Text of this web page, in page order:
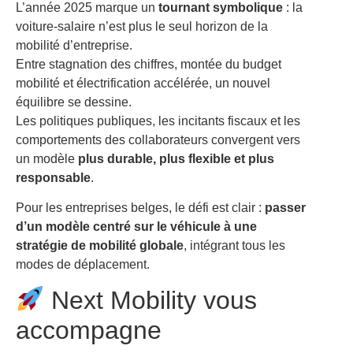
L’année 2025 marque un tournant symbolique : la
voiture-salaire n’est plus le seul horizon de la
mobilité d’entreprise.
Entre stagnation des chiffres, montée du budget
mobilité et électrification accélérée, un nouvel
équilibre se dessine.
Les politiques publiques, les incitants fiscaux et les
comportements des collaborateurs convergent vers
un modèle plus durable, plus flexible et plus
responsable.
Pour les entreprises belges, le défi est clair : passer
d’un modèle centré sur le véhicule à une
stratégie de mobilité globale, intégrant tous les
modes de déplacement.
Next Mobility vous
accompagne